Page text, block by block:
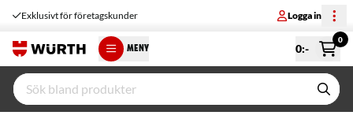
Exklusivt för företagskunder Logga in
MENY 0:-
0